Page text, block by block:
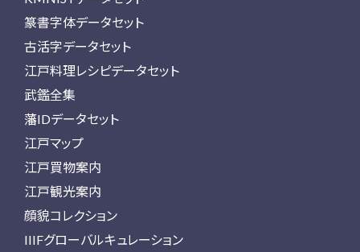
篆書字体データセット
古活字データセット
江戸料理レシピデータセット
武鑑全集
藩IDデータセット
江戸マップ
江戸買物案内
江戸観光案内
顔貌コレクション
IIIFグローバルキュレーション